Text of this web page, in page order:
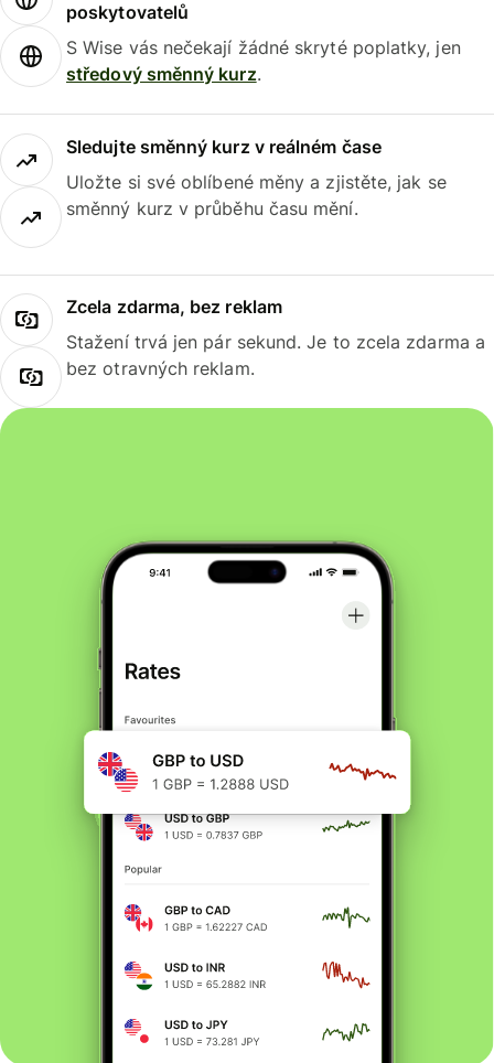
poskytovatelů
S Wise vás nečekají žádné skryté poplatky, jen
středový směnný kurz.
Sledujte směnný kurz v reálném čase
Uložte si své oblíbené měny a zjistěte, jak se
směnný kurz v průběhu času mění.
Zcela zdarma, bez reklam
Stažení trvá jen pár sekund. Je to zcela zdarma a
bez otravných reklam.